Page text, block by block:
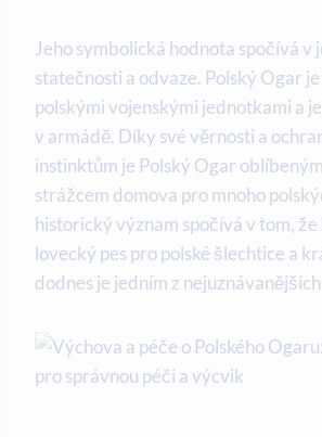
Jeho symbolická hodnota spočívá v
statečnosti a odvaze. Polský Ogar
polskými vojenskými jednotkami a
v armádě. Díky své věrnosti a
instinktům je Polský Ogar
strážcem domova pro mnoho
historický význam spočívá v tom,
lovecký pes pro polské šlechtice a
dodnes je jedním z